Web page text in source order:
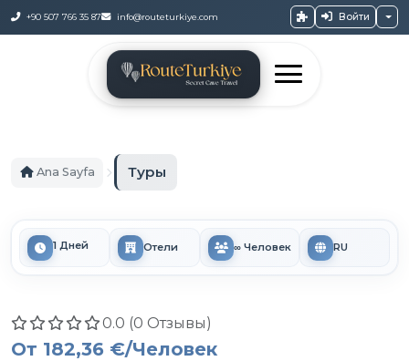
+90 507 766 35 87 info@routeturkiye.com Войти
Ana Sayfa Туры
1 Дней Отели ∞ Человек RU
0.0 (0 Отзывы)
От 182,36 €/Человек